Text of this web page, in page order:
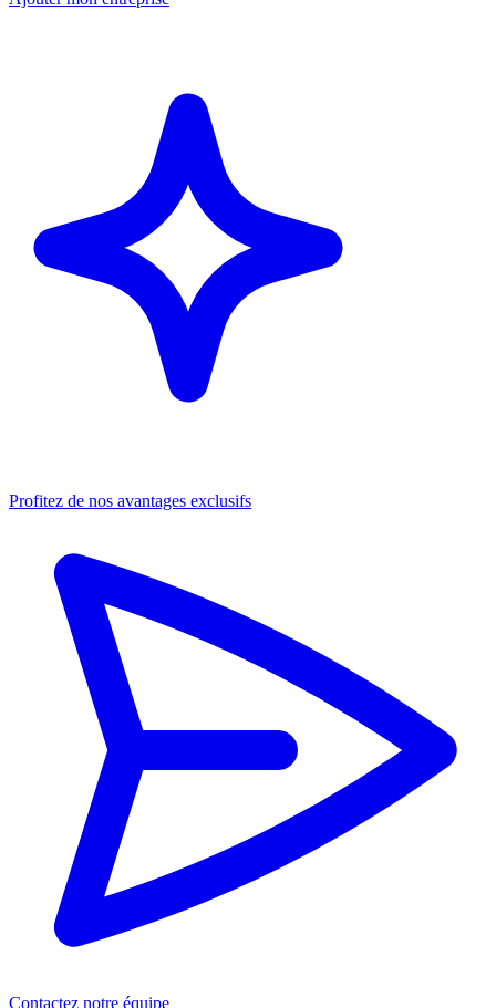
Profitez de nos avantages exclusifs
Contactez notre équipe